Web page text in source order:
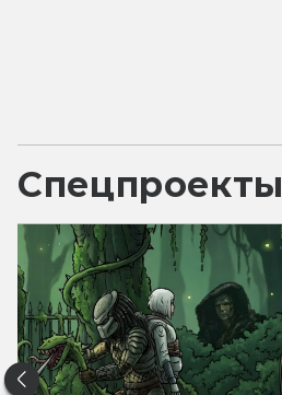
Спецпроекты